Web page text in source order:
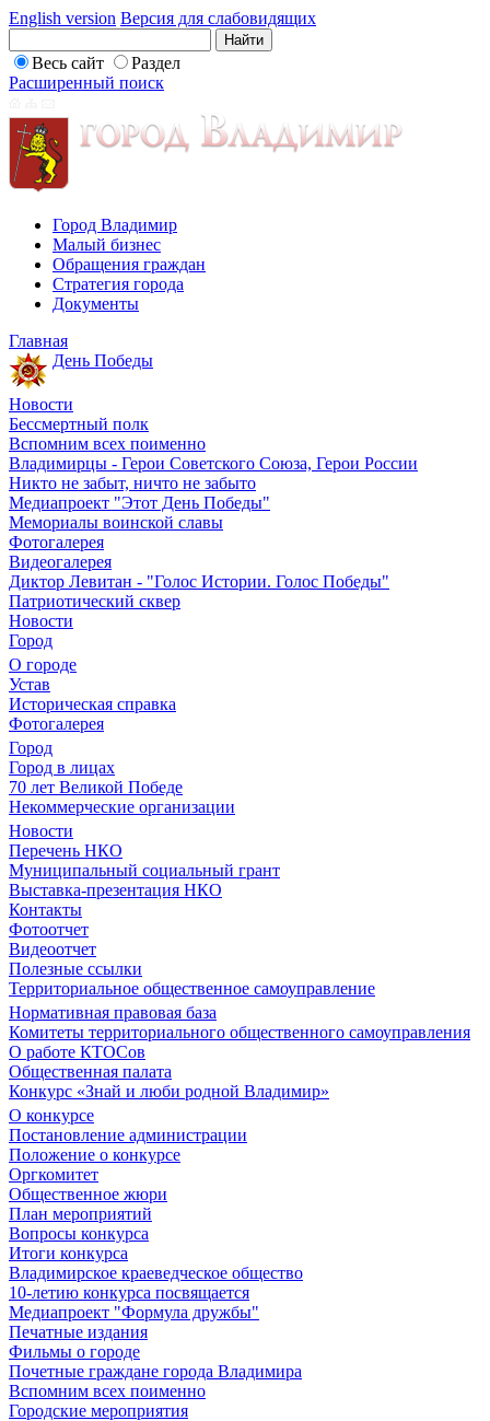
English version Версия для слабовидящих
Весь сайт
Раздел
Расширенный поиск
Город Владимир
Малый бизнес
Обращения граждан
Стратегия города
Документы
Главная
День Победы
Новости
Бессмертный полк
Вспомним всех поименно
Владимирцы - Герои Советского Союза, Герои России
Никто не забыт, ничто не забыто
Медиапроект "Этот День Победы"
Мемориалы воинской славы
Фотогалерея
Видеогалерея
Диктор Левитан - "Голос Истории. Голос Победы"
Патриотический сквер
Новости
Город
О городе
Устав
Историческая справка
Фотогалерея
Город
Город в лицах
70 лет Великой Победе
Некоммерческие организации
Новости
Перечень НКО
Муниципальный социальный грант
Выставка-презентация НКО
Контакты
Фотоотчет
Видеоотчет
Полезные ссылки
Территориальное общественное самоуправление
Нормативная правовая база
Комитеты территориального общественного самоуправления
О работе КТОСов
Общественная палата
Конкурс «Знай и люби родной Владимир»
О конкурсе
Постановление администрации
Положение о конкурсе
Оргкомитет
Общественное жюри
План мероприятий
Вопросы конкурса
Итоги конкурса
Владимирское краеведческое общество
10-летию конкурса посвящается
Медиапроект "Формула дружбы"
Печатные издания
Фильмы о городе
Почетные граждане города Владимира
Вспомним всех поименно
Городские мероприятия